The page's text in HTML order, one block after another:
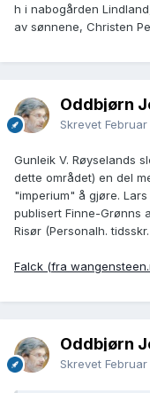
h i nabogården
av sønnene, Christen
Oddbjørn
Skrevet Februar
Gunleik V. Røyselands
dette området) en del
"imperium" å gjøre.
publisert Finne-Grønns
Risør (Personalh. tidsskr.
Falck (fra
Oddbjørn
Skrevet Februar